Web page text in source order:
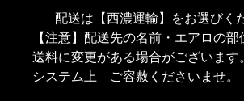
配送は【西濃運輸】をお選びくだ
【注意】配送先の名前・エアロの
送料に変更がある場合がございます
システム上 ご容赦くださいませ。